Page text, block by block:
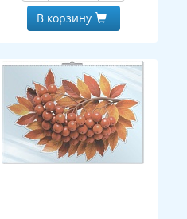
В корзину